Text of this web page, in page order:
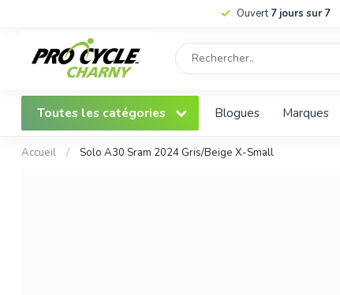
Ouvert7 jours sur 7
Toutes les catégories Blogues Marques
Accueil / Solo A30 Sram 2024 Gris/Beige X-Small